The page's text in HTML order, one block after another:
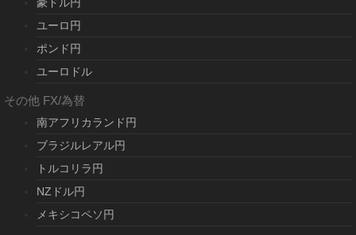
ユーロ円
ポンド円
ユーロドル
その他 FX/為替
南アフリカランド円
ブラジルレアル円
トルコリラ円
NZドル円
メキシコペソ円